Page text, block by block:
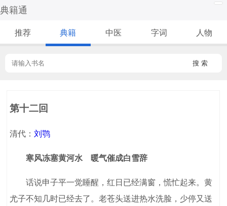
典籍通
推荐 典籍 中医 字词 人物
搜 索
第十二回
清代：刘鹗
寒风冻塞黄河水 暖气催成白雪辞
话说申子平一觉睡醒，红日已经满窗，慌忙起来。黄
尤子不知几时已经去了。老苍头送进热水洗脸，少停又送